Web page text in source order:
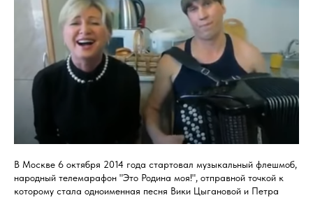
В Москве 6 октября 2014 года стартовал музыкальный флешмоб,
народный телемарафон "Это Родина моя!", отправной точкой к
которому стала одноименная песня Вики Цыгановой и Петра